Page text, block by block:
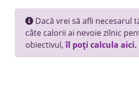
Dacă vrei să afli necesarul
câte calorii ai nevoie zilnic
obiectivul,îl poți calcula aici.